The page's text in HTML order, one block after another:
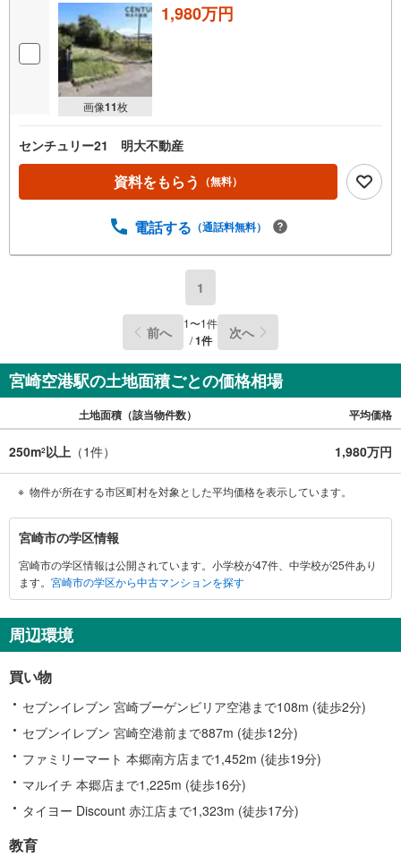
画像11枚
1,980万円
センチュリー21 明大不動産
資料をもらう （無料）
電話する （通話料無料）
1
前へ 1〜1件
/1件 次へ
宮崎空港駅の土地面積ごとの価格相場
土地面積（該当物件数） 平均価格
250m2以上 （1件） 1,980万円
物件が所在する市区町村を対象とした平均価格を表示しています。
宮
崎
市
に
す
る
報
宮崎市の学区情報
宮崎市の学区情報は公開されています。小学校が47件、中学校が25件あり
ます。 宮崎市の学区から中古マンションを探す
周辺環境
買い物
セブンイレブン 宮崎ブーゲンビリア空港まで108m (徒歩2分)
セブンイレブン 宮崎空港前まで887m (徒歩12分)
ファミリーマート 本郷南方店まで1,452m (徒歩19分)
マルイチ 本郷店まで1,225m (徒歩16分)
タイヨー Discount 赤江店まで1,323m (徒歩17分)
教育